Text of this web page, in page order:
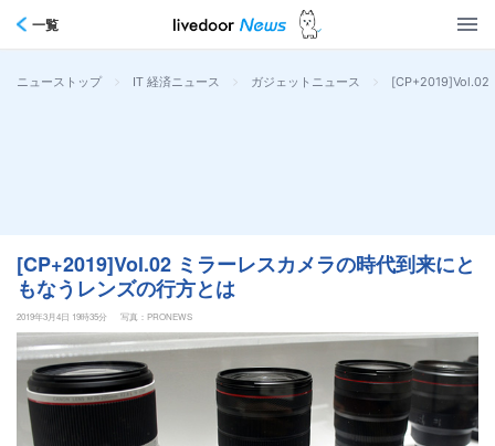
一覧
ニューストップ > IT 経済ニュース > ガジェットニュース > [CP+2019]Vol.02
[CP+2019]Vol.02 ミラーレスカメラの時代到来にと
もなうレンズの行方とは
2019年3月4日 19時35分 写真：PRONEWS